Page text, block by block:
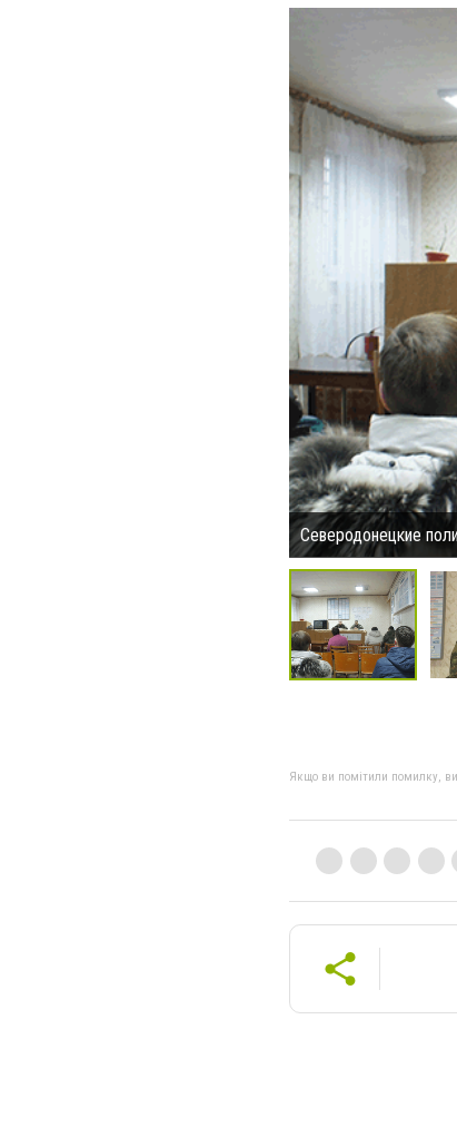
Северодонецкие
Якщо ви помітили помилку,